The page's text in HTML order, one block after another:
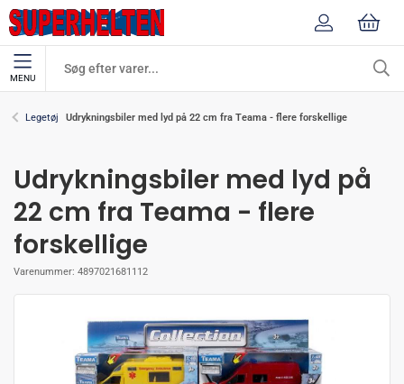
MENU
Legetøj Udrykningsbiler med lyd på 22 cm fra Teama - flere forskellige
Udrykningsbiler med lyd på
22 cm fra Teama - flere
forskellige
Varenummer: 4897021681112